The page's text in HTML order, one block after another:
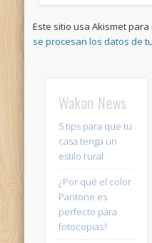
Este sitio usa Akismet
se procesan los datos de
Wakan News
5 tips para que tu
casa tenga un
estilo rural
¿Por qué el color
Pantone es
perfecto para
fotocopias?